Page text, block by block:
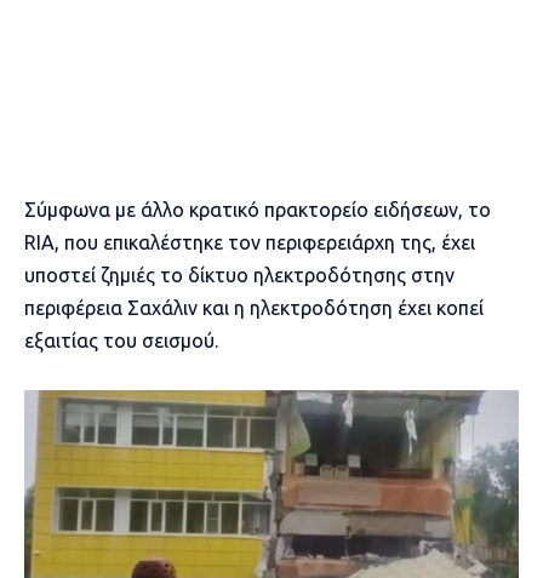
Σύμφωνα με άλλο κρατικό πρακτορείο ειδήσεων, το
RIA, που επικαλέστηκε τον περιφερειάρχη της, έχει
υποστεί ζημιές το δίκτυο ηλεκτροδότησης στην
περιφέρεια Σαχάλιν και η ηλεκτροδότηση έχει κοπεί
εξαιτίας του σεισμού.